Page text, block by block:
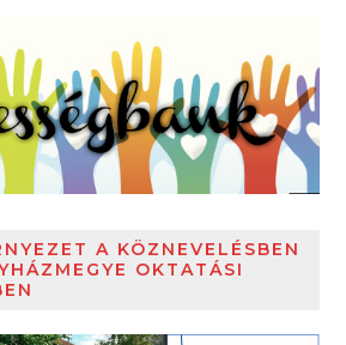
A KÖZNEVELÉSBEN
OKTATÁSI